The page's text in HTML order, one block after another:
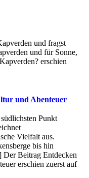
und fragst
und für Sonne,
erschien
und Abenteuer
Punkt
Vielfalt aus.
b‬is hin
Beitrag Entdecken
erschien zuerst auf